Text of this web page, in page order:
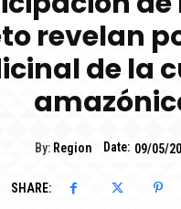
revelan
de la
By: Region Date: 09/05/
SHARE: